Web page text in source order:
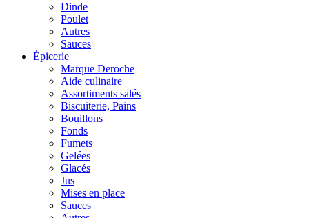
Dinde
Poulet
Autres
Sauces
Épicerie
Marque Deroche
Aide culinaire
Assortiments salés
Biscuiterie, Pains
Bouillons
Fonds
Fumets
Gelées
Glacés
Jus
Mises en place
Sauces